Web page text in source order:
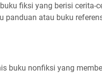
fiksi yang berisi cerita-
panduan atau buku
buku nonfiksi yang